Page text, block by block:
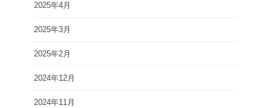
2025年4月
2025年3月
2025年2月
2024年12月
2024年11月